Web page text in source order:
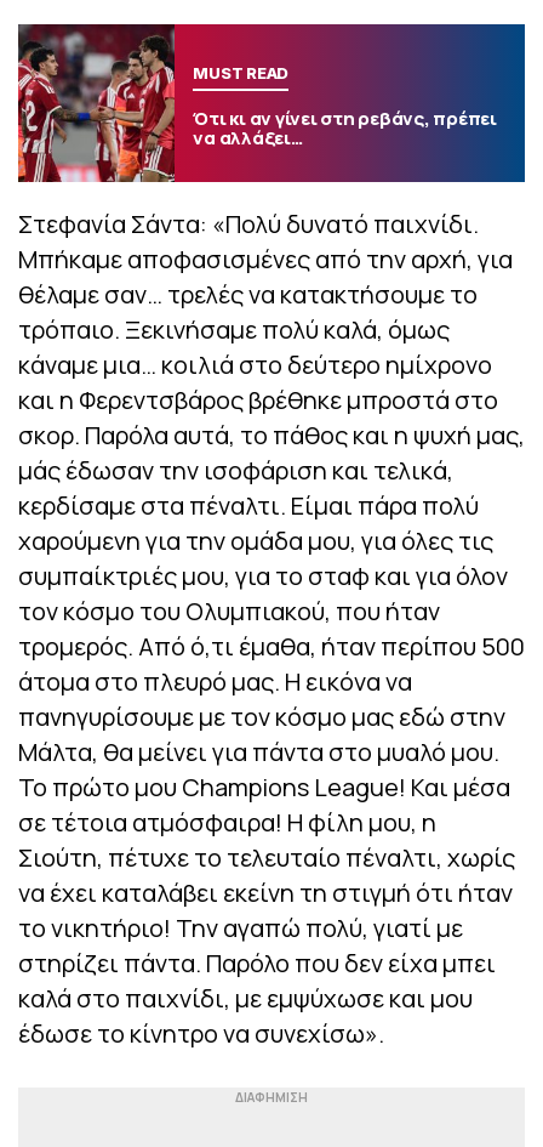
MUST READ
Ότι κι αν γίνει στη ρεβάνς, πρέπει
να αλλάξει…
Στεφανία Σάντα: «Πολύ δυνατό παιχνίδι.
Μπήκαμε αποφασισμένες από την αρχή, για
θέλαμε σαν… τρελές να κατακτήσουμε το
τρόπαιο. Ξεκινήσαμε πολύ καλά, όμως
κάναμε μια… κοιλιά στο δεύτερο ημίχρονο
και η Φερεντσβάρος βρέθηκε μπροστά στο
σκορ. Παρόλα αυτά, το πάθος και η ψυχή μας,
μάς έδωσαν την ισοφάριση και τελικά,
κερδίσαμε στα πέναλτι. Είμαι πάρα πολύ
χαρούμενη για την ομάδα μου, για όλες τις
συμπαίκτριές μου, για το σταφ και για όλον
τον κόσμο του Ολυμπιακού, που ήταν
τρομερός. Από ό,τι έμαθα, ήταν περίπου 500
άτομα στο πλευρό μας. Η εικόνα να
πανηγυρίσουμε με τον κόσμο μας εδώ στην
Μάλτα, θα μείνει για πάντα στο μυαλό μου.
Το πρώτο μου Champions League! Και μέσα
σε τέτοια ατμόσφαιρα! Η φίλη μου, η
Σιούτη, πέτυχε το τελευταίο πέναλτι, χωρίς
να έχει καταλάβει εκείνη τη στιγμή ότι ήταν
το νικητήριο! Την αγαπώ πολύ, γιατί με
στηρίζει πάντα. Παρόλο που δεν είχα μπει
καλά στο παιχνίδι, με εμψύχωσε και μου
έδωσε το κίνητρο να συνεχίσω».